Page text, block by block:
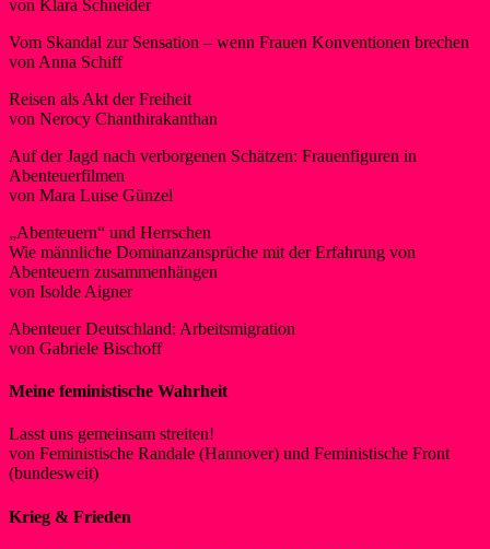
von Klara Schneider
Vom Skandal zur Sensation – wenn Frauen Konventionen brechen
von Anna Schiff
Reisen als Akt der Freiheit
von Nerocy Chanthirakanthan
Auf der Jagd nach verborgenen Schätzen: Frauenfiguren in
Abenteuerfilmen
von Mara Luise Günzel
„Abenteuern“ und Herrschen
Wie männliche Dominanzansprüche mit der Erfahrung von
Abenteuern zusammenhängen
von Isolde Aigner
Abenteuer Deutschland: Arbeitsmigration
von Gabriele Bischoff
Meine feministische Wahrheit
Lasst uns gemeinsam streiten!
von Feministische Randale (Hannover) und Feministische Front
(bundesweit)
Krieg & Frieden